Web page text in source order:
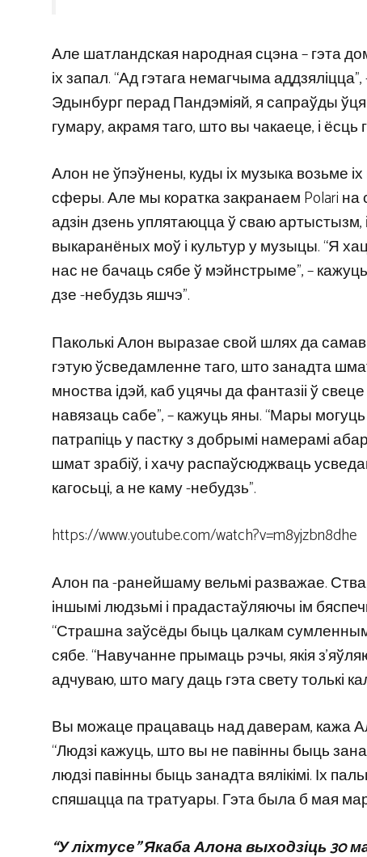
Але шатландская народная сцэна – гэта
іх запал. “Ад гэтага немагчыма
Эдынбург перад Пандэміяй, я сапраўды
гумару, акрамя таго, што вы чакаеце, і
Алон не ўпэўнены, куды іх музыка возьме
сферы. Але мы коратка закранаем Polari на
адзін дзень уплятаюцца ў сваю
выкаранёных моў і культур у музыцы. “Я
нас не бачаць сябе ў мэйнстрыме”, –
дзе -небудзь яшчэ”.
Паколькі Алон выразае свой шлях да
гэтую ўсведамленне таго, што занадта
мноства ідэй, каб уцячы да фантазіі ў
навязаць сабе”, – кажуць яны. “Мары
патрапіць у пастку з добрымі намерамі
шмат зрабіў, і хачу распаўсюджваць
кагосьці, а не каму -небудзь”.
https://www.youtube.com/watch?v=m8yjzbn8dhe
Алон па -ранейшаму вельмі разважае.
іншымі людзьмі і прадастаўляючы ім
“Страшна заўсёды быць цалкам
сябе. “Навучанне прымаць рэчы, якія
адчуваю, што магу даць гэта свету толькі
Вы можаце працаваць над даверам, кажа
“Людзі кажуць, што вы не павінны быць
людзі павінны быць занадта вялікімі. Іх
спяшацца па тратуары. Гэта была б мая
“У ліхтусе” Якаба Алона выходзіць 30